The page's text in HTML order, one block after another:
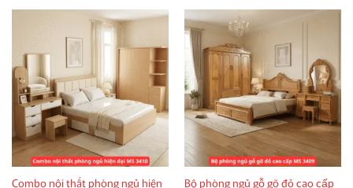
Combo nội thất phòng ngủ hiện
Bộ phòng ngủ gỗ gõ đỏ cao cấp